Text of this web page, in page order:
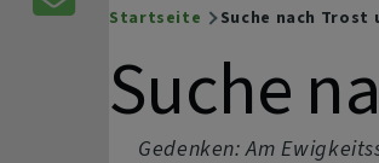
Breadcrumb
Startseite Suche nach Trost
Suche
Gedenken: Am
Kontaktformular